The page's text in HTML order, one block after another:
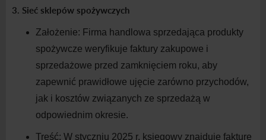
3. Sieć sklepów spożywczych
Założenie: Firma handlowa sprzedająca produkty
spożywcze weryfikuje faktury zakupowe i
sprzedażowe przed zamknięciem roku, aby
zapewnić prawidłowe ujęcie zarówno przychodów,
jak i kosztów związanych ze sprzedażą w
odpowiednim okresie.
Treść: W styczniu 2025 r. księgowy znajduje fakturę